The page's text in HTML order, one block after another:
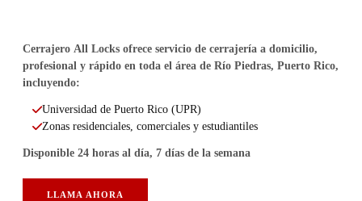
Cerrajero All Locks ofrece servicio de cerrajería a domicilio,
profesional y rápido en toda el área de Río Piedras, Puerto Rico,
incluyendo:
Universidad de Puerto Rico (UPR)
Zonas residenciales, comerciales y estudiantiles
Disponible 24 horas al día, 7 días de la semana
LLAMA AHORA